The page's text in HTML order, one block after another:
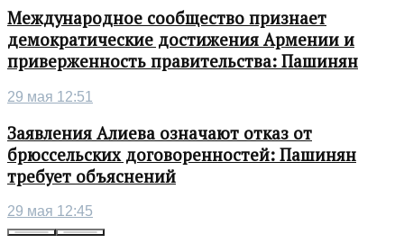
Международное сообщество признает
демократические достижения Армении и
приверженность правительства: Пашинян
29 мая 12:51
Заявления Алиева означают отказ от
брюссельских договоренностей: Пашинян
требует объяснений
29 мая 12:45